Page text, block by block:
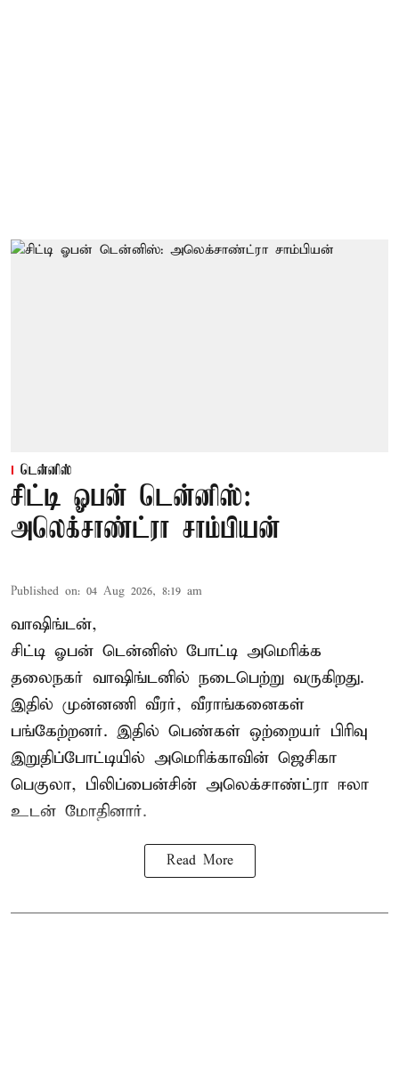
டென்னிஸ்
சிட்டி ஓபன் டென்னிஸ்:
அலெக்சாண்ட்ரா சாம்பியன்
Published on: 04 Aug 2026, 8:19 am
வாஷிங்டன்,
சிட்டி ஓபன் டென்னிஸ் போட்டி அமெரிக்க
தலைநகர் வாஷிங்டனில் நடைபெற்று வருகிறது.
இதில் முன்னணி வீரர், வீராங்கனைகள்
பங்கேற்றனர். இதில் பெண்கள் ஒற்றையர் பிரிவு
இறுதிப்போட்டியில் அமெரிக்காவின் ஜெசிகா
பெகுலா, பிலிப்பைன்சின் அலெக்சாண்ட்ரா ஈலா
உடன் மோதினார்.
Read More